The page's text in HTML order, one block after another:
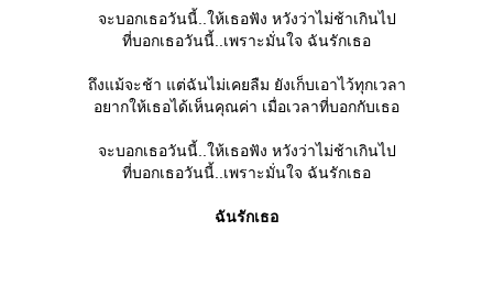
จะบอกเธอวันนี้..ให้เธอฟัง หวังว่าไม่ช้าเกินไป
ที่บอกเธอวันนี้..เพราะมั่นใจ ฉันรักเธอ
ถึงแม้จะช้า แต่ฉันไม่เคยลืม ยังเก็บเอาไว้ทุกเวลา
อยากให้เธอได้เห็นคุณค่า เมื่อเวลาที่บอกกับเธอ
จะบอกเธอวันนี้..ให้เธอฟัง หวังว่าไม่ช้าเกินไป
ที่บอกเธอวันนี้..เพราะมั่นใจ ฉันรักเธอ
ฉันรักเธอ